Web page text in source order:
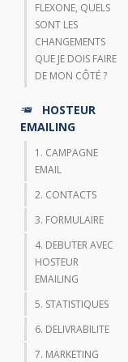
FLEXONE, QUELS
SONT LES
CHANGEMENTS
QUE JE DOIS FAIRE
DE MON CÔTÉ ?
HOSTEUR
EMAILING
1. CAMPAGNE
EMAIL
2. CONTACTS
3. FORMULAIRE
4. DEBUTER AVEC
HOSTEUR
EMAILING
5. STATISTIQUES
6. DELIVRABILITE
7. MARKETING